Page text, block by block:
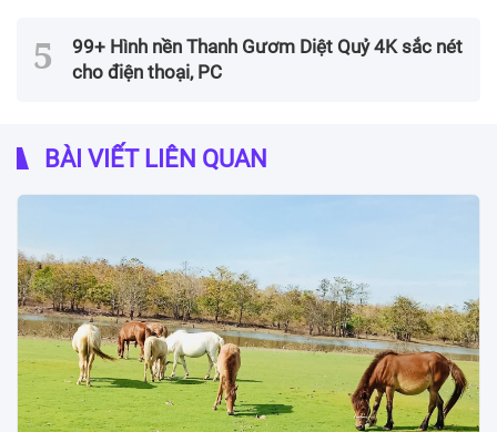
99+ Hình nền Thanh Gươm Diệt Quỷ 4K sắc nét
cho điện thoại, PC
BÀI VIẾT LIÊN QUAN